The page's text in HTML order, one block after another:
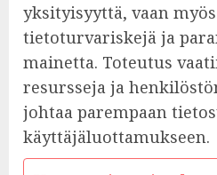
yksityisyyttä, vaan
tietoturvariskejä ja
mainetta. Toteutus
resursseja ja
johtaa parempaan
käyttäjäluottamukseen.